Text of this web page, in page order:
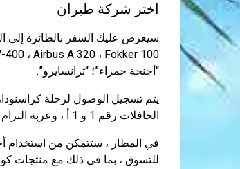
اختر شركة طيران
“أجنحة حمراء”؛ “ترانسايرو”.
الحافلات رقم 1 و 1 أ ، وعربة الترام رقم 7 تذهب من وسط المدينة.
في المطار ، ستتمكن من استخدام
للتسوق ، بما في ذلك مع منتجات